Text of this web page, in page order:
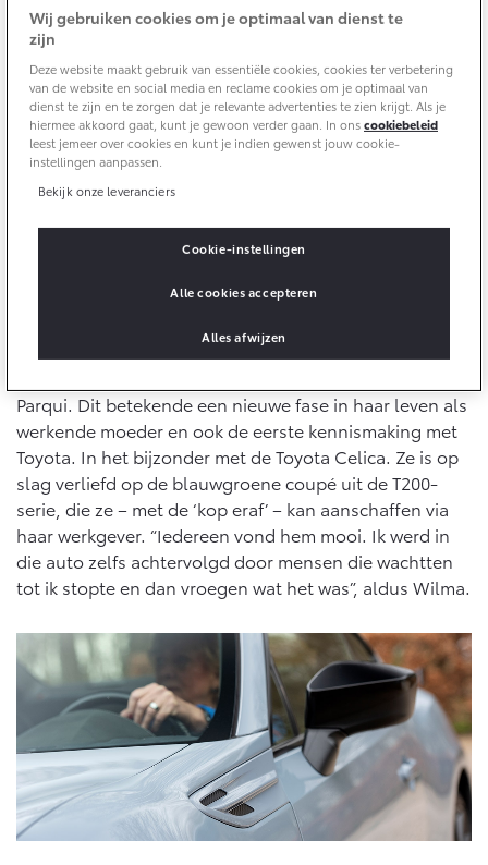
Vanaf € 33.495,- Vanaf € 35.495,-
Corolla Cross
Vanaf € 39.995,-
HYBRIDE
Vanaf € 36.495,-
Toyota C-HR+
BATTERIJ-ELEKTRISCH
RAV4
PLUG-IN HYBRIDE
bZ4X
BATTERIJ-ELEKTRISCH
bZ4X Touring
BATTERIJ-ELEKTRISCH
Toyota Pechhulp
Schade & Glasherstel
10 jaar Toyota garantie
10 jaar batterijgarantie
Toyota fabrieksgarantie
Onderdelen & Accessoires
Connected
Connected Services
MyToyota login
MyToyota App
Abonnementen
Multimedia
Connected check
Navigatie updates
Oplaadservice
Thuislaadpakketten
Laadpas
Energie en slim laden
Toyota Autoverzekering
Toyota Hybride Autoverzekering
Leasen
Financial Lease
Operational Lease
Bedrijfswagens
Bedrijfswagens op maat
Bekijk de verwachte modellen
Het zaadje is geplant
functie krijgt aangeboden als salarisadministrateur bij
Parqui. Dit betekende een nieuwe fase in haar leven als
werkende moeder en ook de eerste kennismaking met
Toyota. In het bijzonder met de Toyota Celica. Ze is op
slag verliefd op de blauwgroene coupé uit de T200-
serie, die ze – met de ‘kop eraf’ – kan aanschaffen via
haar werkgever. “Iedereen vond hem mooi. Ik werd in
die auto zelfs achtervolgd door mensen die wachtten
tot ik stopte en dan vroegen wat het was”, aldus Wilma.
Wij gebruiken cookies om je optimaal van dienst te
zijn
Deze website maakt gebruik van essentiële cookies, cookies ter verbetering
van de website en social media en reclame cookies om je optimaal van
dienst te zijn en te zorgen dat je relevante advertenties te zien krijgt. Als je
hiermee akkoord gaat, kunt je gewoon verder gaan. In onscookiebeleid
leest jemeer over cookies en kunt je indien gewenst jouw cookie-
instellingen aanpassen.
Bekijk onze leveranciers
Cookie-instellingen
Alles afwijzen
Alle cookies accepteren